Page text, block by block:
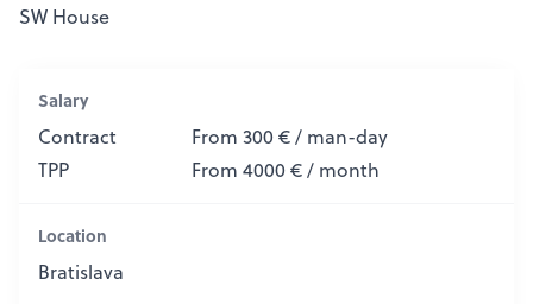
SW House
Salary
Contract
From 300 € / man-day
TPP
From 4000 € / month
Location
Bratislava